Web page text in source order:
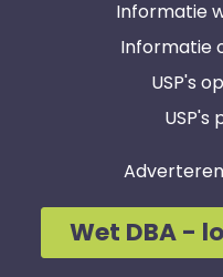
Informatie
Informatie
USP's
USP's
Wet DBA -